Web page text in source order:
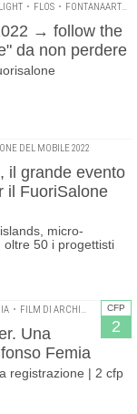
• FLOS • FONTANAARTE
→ follow the
da non perdere
DEL MOBILE 2022
il grande evento
il FuoriSalone
micro-
50 i progettisti
CFP
2
• FILM DI ARCHITETTURA •
Una
Femia
registrazione | 2 cfp